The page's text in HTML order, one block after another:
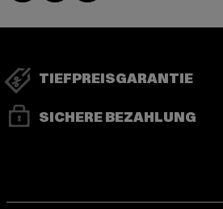
TIEFPREISGARANTIE
SICHERE BEZAHLUNG